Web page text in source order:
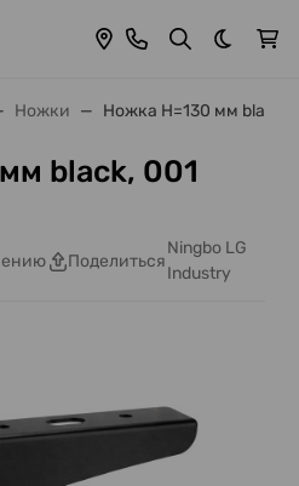
Темная
Ножки Ножка H=130 мм black,
black, 001
Поделиться
Ningbo LG
Industry